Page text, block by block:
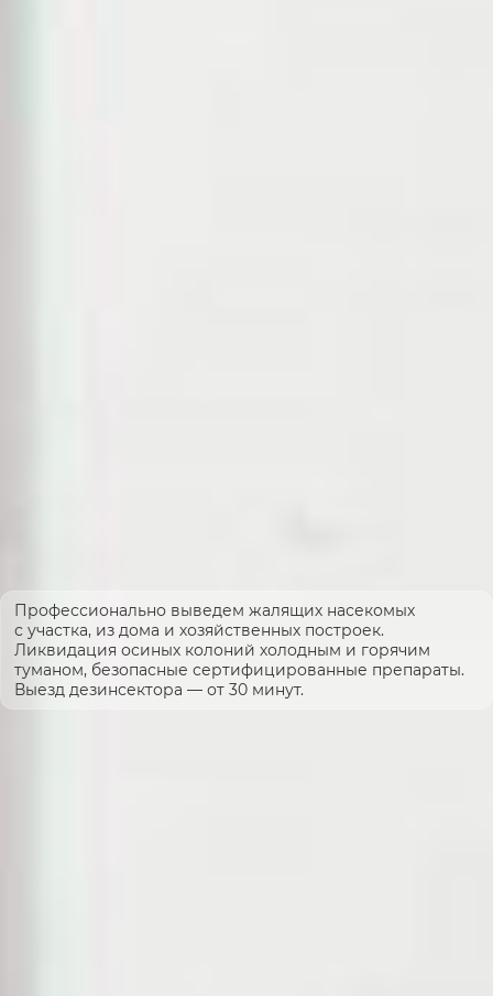
Профессионально выведем жалящих насекомых
с участка, из дома и хозяйственных построек.
Ликвидация осиных колоний холодным и горячим
туманом, безопасные сертифицированные препараты.
Выезд дезинсектора — от 30 минут.